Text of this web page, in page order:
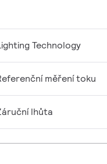
Technology
měření toku
lhůta